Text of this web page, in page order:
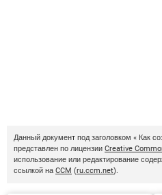
Данный документ под заголовком « Как
представлен по лицензии Creative
использование или редактирование
ссылкой на CCM (ru.ccm.net).